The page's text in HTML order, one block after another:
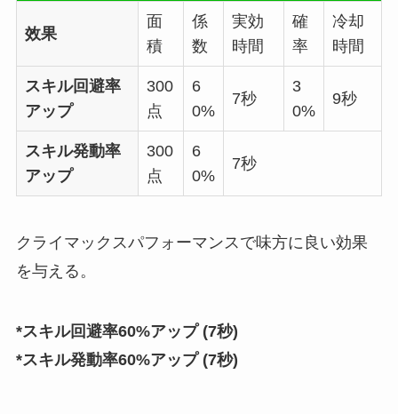
效果
面
積
係
数
実効
時間
確
率
冷却
時間
スキル回避率
アップ
300
点
6
0%
7秒
3
0%
9秒
スキル発動率
アップ
300
点
6
0%
7秒
クライマックスパフォーマンスで味方に良い効果
を与える。
*スキル回避率60%アップ (7秒)
*スキル発動率60%アップ (7秒)